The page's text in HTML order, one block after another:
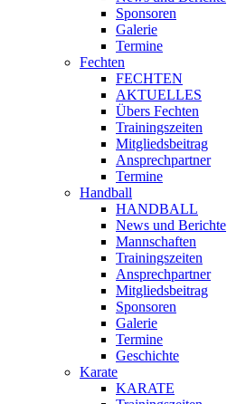
Sponsoren
Galerie
Termine
Fechten
FECHTEN
AKTUELLES
Übers Fechten
Trainingszeiten
Mitgliedsbeitrag
Ansprechpartner
Termine
Handball
HANDBALL
News und Berichte
Mannschaften
Trainingszeiten
Ansprechpartner
Mitgliedsbeitrag
Sponsoren
Galerie
Termine
Geschichte
Karate
KARATE